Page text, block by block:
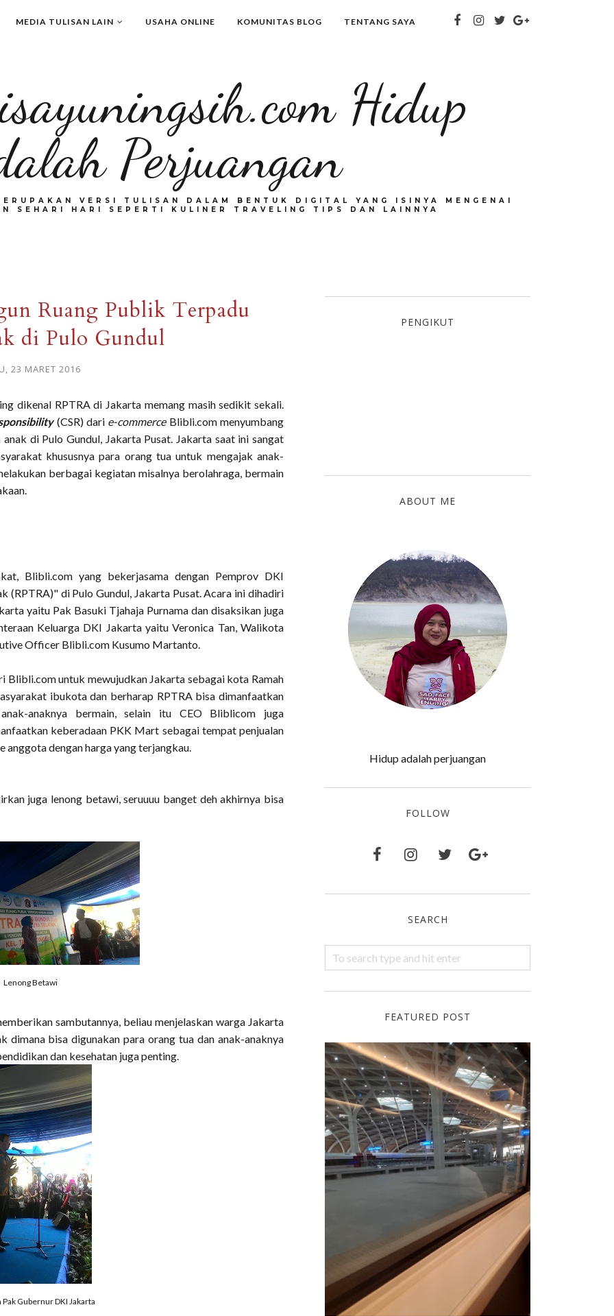
MEDIA TULISAN LAIN USAHA ONLINE KOMUNITAS BLOG TENTANG SAYA
Hidup
Perjuangan
VERSI TULISAN DALAM BENTUK DIGITAL YANG ISINYA MENGENAI
SEHARI HARI SEPERTI KULINER TRAVELING TIPS DAN LAINNYA
Ruang Publik Terpadu
di Pulo Gundul
23 MARET 2016
dikenal RPTRA di Jakarta memang masih sedikit sekali.
(CSR) dari e-commerce Blibli.com menyumbang
di Pulo Gundul, Jakarta Pusat. Jakarta saat ini sangat
khususnya para orang tua untuk mengajak anak-
berbagai kegiatan misalnya berolahraga, bermain
Blibli.com yang bekerjasama dengan Pemprov DKI
(RPTRA)" di Pulo Gundul, Jakarta Pusat. Acara ini dihadiri
yaitu Pak Basuki Tjahaja Purnama dan disaksikan juga
Keluarga DKI Jakarta yaitu Veronica Tan, Walikota
Officer Blibli.com Kusumo Martanto.
Blibli.com untuk mewujudkan Jakarta sebagai kota Ramah
ibukota dan berharap RPTRA bisa dimanfaatkan
anaknya bermain, selain itu CEO Bliblicom juga
keberadaan PKK Mart sebagai tempat penjualan
dengan harga yang terjangkau.
juga lenong betawi, seruuuu banget deh akhirnya bisa
Lenong Betawi
sambutannya, beliau menjelaskan warga Jakarta
dimana bisa digunakan para orang tua dan anak-anaknya
dan kesehatan juga penting.
Pak Gubernur DKI Jakarta
PENGIKUT
ABOUT ME
Hidup adalah perjuangan
FOLLOW
SEARCH
FEATURED POST